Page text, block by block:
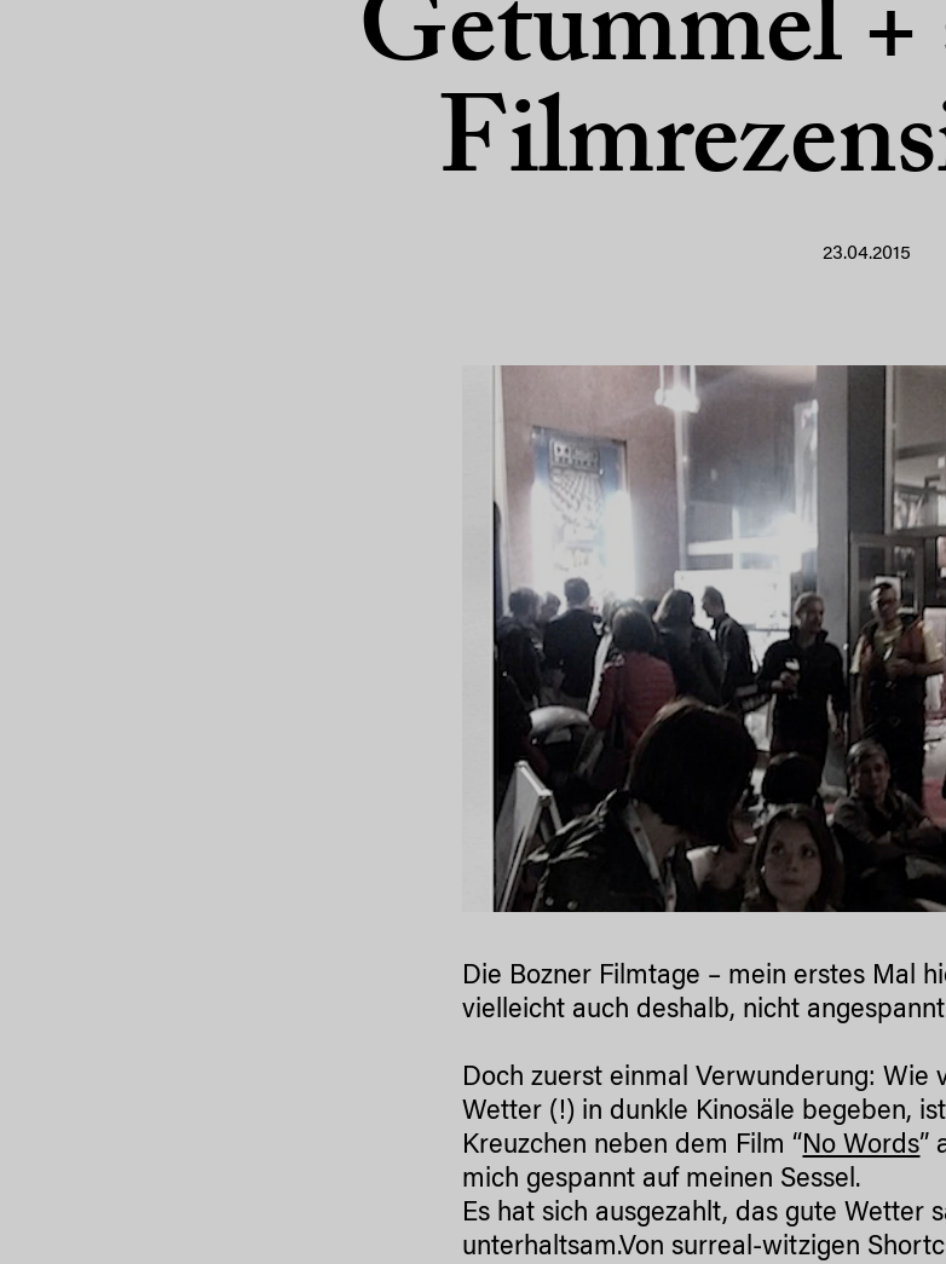
Getummel +
23.04.2015
Die Bozner Filmtage – mein erstes Mal
vielleicht auch deshalb, nicht
Doch zuerst einmal Verwunderung: Wie
Wetter (!) in dunkle Kinosäle begeben,
Kreuzchen neben dem Film “No Words”
mich gespannt auf meinen Sessel.
Es hat sich ausgezahlt, das gute Wetter
unterhaltsam.Von surreal-witzigen